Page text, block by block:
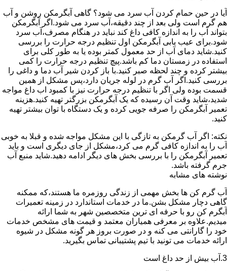
آیا در حین حمام کردن آب سرد می شود؟ گاهی آبگرمکن روشن و آب
هم گرم است ولی بعد از چند دقیقه،آب سرد می شود.اگر آبگرمکن
بتواند آب را به اندازه کافی داغ کند نباید در هنگام مصرف،آب سرد
شود.برای عیب یابی آبگرمکن اول تنظیم درجه حرارت را بررسی
کنید.شاید دمای آب از حد معمول کمتر بوده یا به طور کلی برای
استفاده در زمستان دما کم باشد.پیچ تنظیم درجه حرارت را کمی
بیشتر کرده و چند لحظه صبر کنید.با باز کردن شیر آب دما و داغی را
بررسی کنید.اگر آب گرم در لوله جریان دارد،پس مشکل از همین
قسمت بوده ولی اگر با تنظیم درجه حرارت نیز با کمبود اب داغ مواجه
شدید،شاید وقت آن رسیده که یک آبگرمکن بزرگتر تهیه کنید.هزینه
تعمیر آبگرمکن را صرفه جویی کرده و یک دستگاه با توان بیشتر تهیه
کنید.
نکته: اگر آب گرمکن به تازگی با این مشکل مواجه شده و قبلا به خوبی
آب را به اندازه کافی گرم می کرد،مشکل از جای دیگری است و باید
تعمیر آبگرمکن را با بررسی بخش های دیگر ادامه دهید.شاید منبع آب
جرم گرفته باشد.
نوشته های مشابه
آب گرم کن ها بخش مهمی از زندگی روزمره ما هستند،که ممکنه
گاهی دچار مشکل بشن.ما در خدمات استاندارد در زمینه تعمیرات
آبگرم کن رو با حرفه ای ترین متخصصین شهر به شما ارائه
میدیم.علاوه بر معرفی همیاران معتمد و قیمت های مشخص خدمات
خود را گارانتی می کنه و در صورت بروز هر گونه مشکل در شیوه
ارائه خدمات می تونید با تیم پشتیبانی تماس بگیرید.
3.آب بیش از حد داغ است